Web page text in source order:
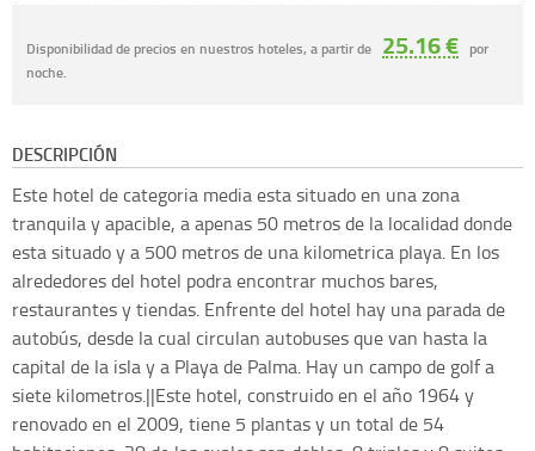
Disponibilidad de precios en nuestros hoteles, a partir de 25.16 € por
noche.
DESCRIPCIÓN
Este hotel de categoria media esta situado en una zona
tranquila y apacible, a apenas 50 metros de la localidad donde
esta situado y a 500 metros de una kilometrica playa. En los
alrededores del hotel podra encontrar muchos bares,
restaurantes y tiendas. Enfrente del hotel hay una parada de
autobús, desde la cual circulan autobuses que van hasta la
capital de la isla y a Playa de Palma. Hay un campo de golf a
siete kilometros.||Este hotel, construido en el año 1964 y
renovado en el 2009, tiene 5 plantas y un total de 54